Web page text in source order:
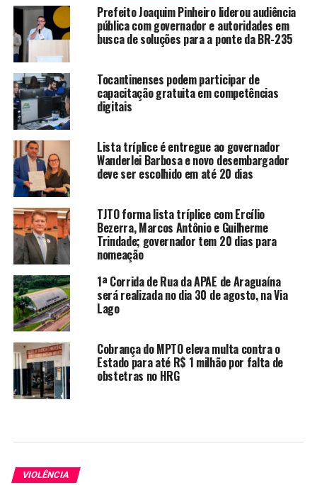
Prefeito Joaquim Pinheiro liderou audiência
pública com governador e autoridades em
busca de soluções para a ponte da BR-235
Tocantinenses podem participar de
capacitação gratuita em competências
digitais
Lista tríplice é entregue ao governador
Wanderlei Barbosa e novo desembargador
deve ser escolhido em até 20 dias
TJTO forma lista tríplice com Ercílio
Bezerra, Marcos Antônio e Guilherme
Trindade; governador tem 20 dias para
nomeação
1ª Corrida de Rua da APAE de Araguaína
será realizada no dia 30 de agosto, na Via
Lago
Cobrança do MPTO eleva multa contra o
Estado para até R$ 1 milhão por falta de
obstetras no HRG
VIOLÊNCIA